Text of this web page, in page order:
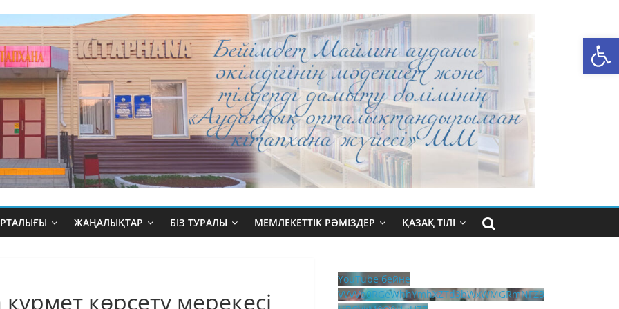
Open toolbar
ЖАҢАЛЫҚТАР БІЗ ТУРАЛЫ МЕМЛЕКЕТТІК РӘМІЗДЕР ҚАЗАҚ ТІЛІ
көрсету мерекесі
YouTube бейне
VVVVb0RGeWhhYmhXZTd3bWxWMGRmNFZ3